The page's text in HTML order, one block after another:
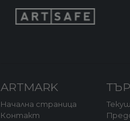
ARTMARK
Начална страница
Контакт